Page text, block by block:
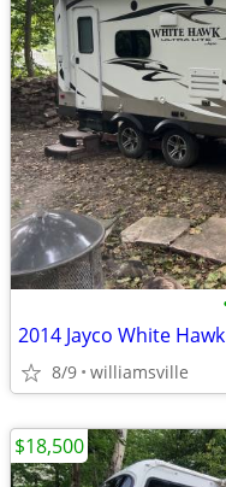
2014 Jayco White
8/9 williamsville
$18,500